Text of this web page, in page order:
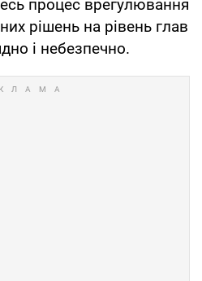
процес врегулювання
рішень на рівень глав
і небезпечно.